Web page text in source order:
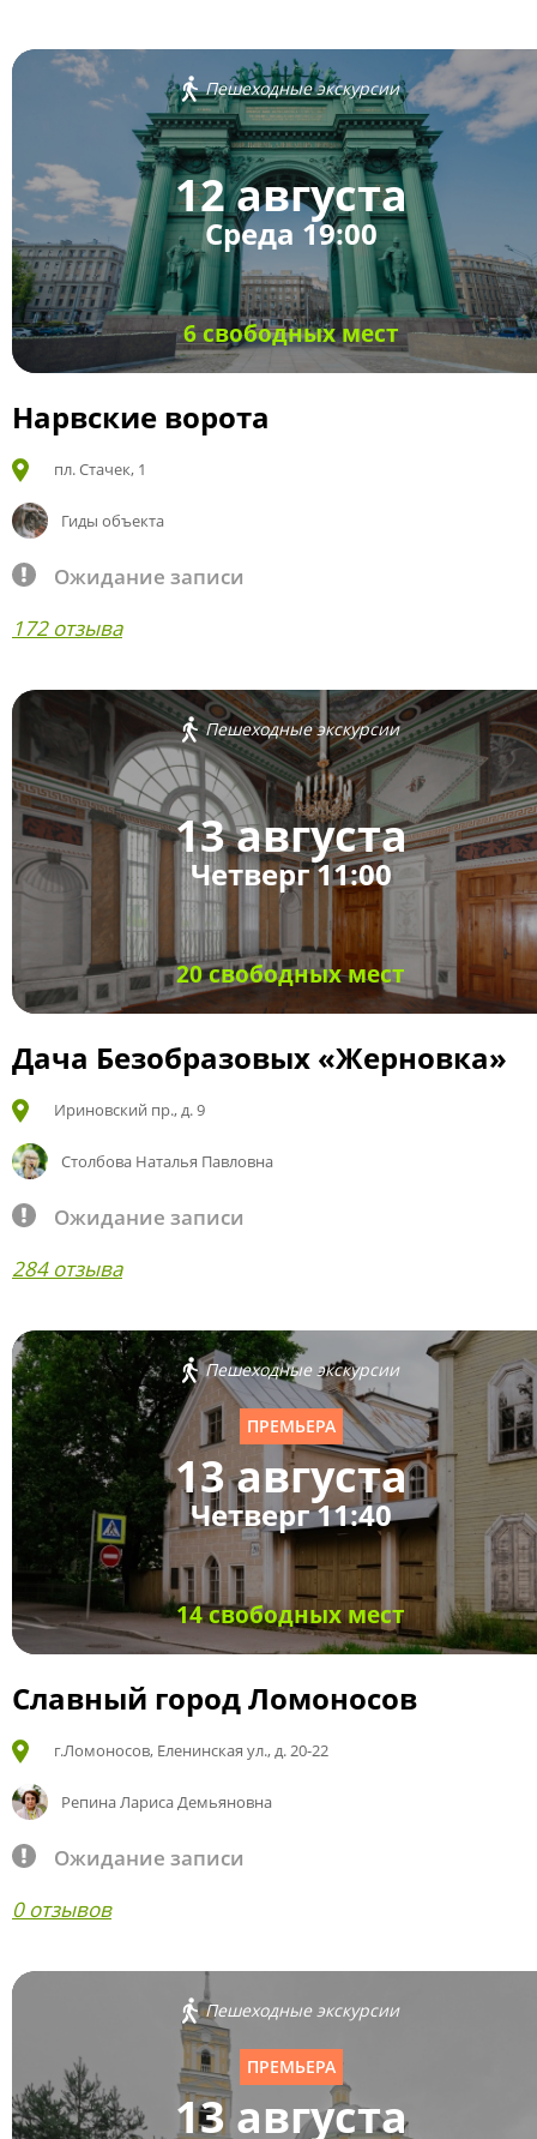
Пешеходные экскурсии
12 августа
Среда 19:00
6 свободных мест
Нарвские ворота
пл. Стачек, 1
Гиды объекта
Ожидание записи
172 отзыва
Пешеходные экскурсии
13 августа
Четверг 11:00
20 свободных мест
Дача Безобразовых «Жерновка»
Ириновский пр., д. 9
Столбова Наталья Павловна
Ожидание записи
284 отзыва
Пешеходные экскурсии
ПРЕМЬЕРА
13 августа
Четверг 11:40
14 свободных мест
Славный город Ломоносов
г.Ломоносов, Еленинская ул., д. 20-22
Репина Лариса Демьяновна
Ожидание записи
0 отзывов
Пешеходные экскурсии
ПРЕМЬЕРА
13 августа